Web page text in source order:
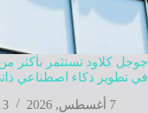
في تطوير ذكاء اصطناعي
7 أغسطس, 2026
3 mins